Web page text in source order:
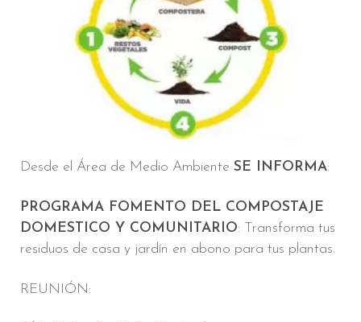
Desde el Área de Medio Ambiente SE INFORMA:
PROGRAMA FOMENTO DEL COMPOSTAJE
DOMESTICO Y COMUNITARIO: Transforma tus
residuos de casa y jardín en abono para tus plantas.
REUNIÓN: